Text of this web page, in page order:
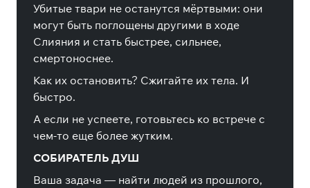
Убитые твари не останутся мёртвыми: они
могут быть поглощены другими в ходе
Слияния и стать быстрее, сильнее,
смертоноснее.
Как их остановить? Сжигайте их тела. И
быстро.
А если не успеете, готовьтесь ко встрече с
чем-то еще более жутким.
СОБИРАТЕЛЬ ДУШ
Ваша задача — найти людей из прошлого,